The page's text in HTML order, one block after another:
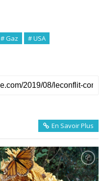
# Gaz # USA
En Savoir Plus